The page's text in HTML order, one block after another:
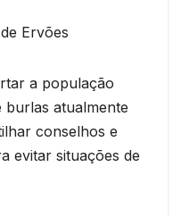
Ervões
a população
burlas atualmente
conselhos e
evitar situações de